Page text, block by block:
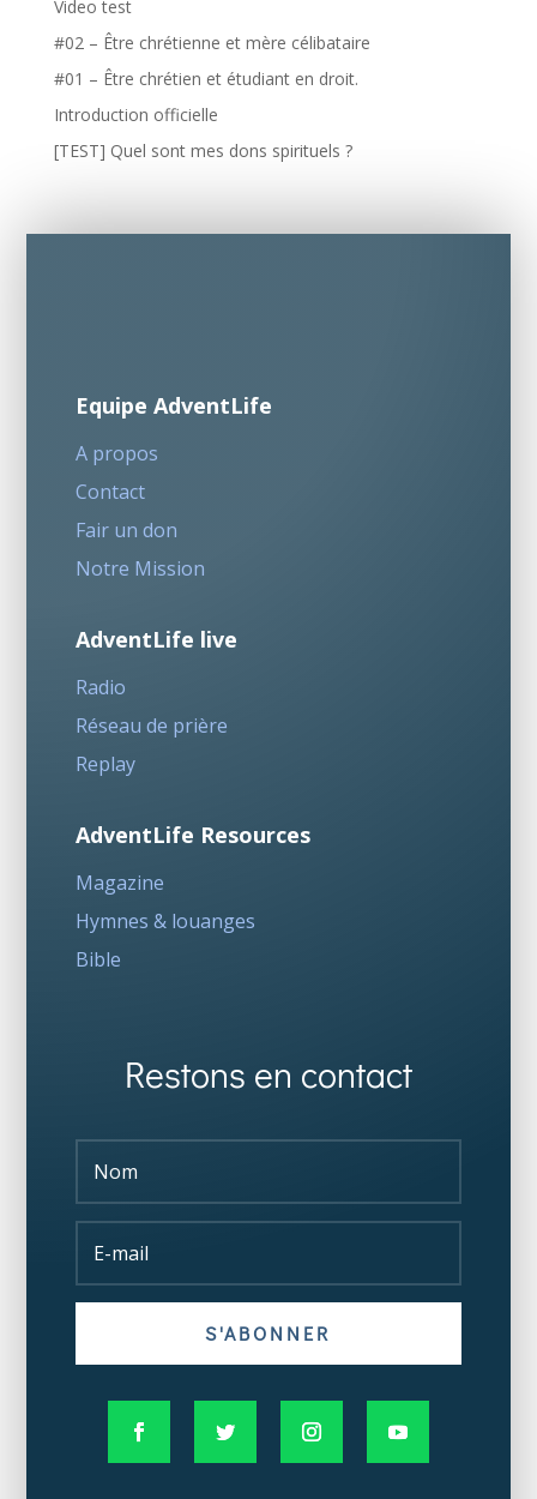
Video test
#02 – Être chrétienne et mère célibataire
#01 – Être chrétien et étudiant en droit.
Introduction officielle
[TEST] Quel sont mes dons spirituels ?
Equipe AdventLife
A propos
Contact
Fair un don
Notre Mission
AdventLife live
Radio
Réseau de prière
Replay
AdventLife Resources
Magazine
Hymnes & louanges
Bible
Restons en contact
S'ABONNER